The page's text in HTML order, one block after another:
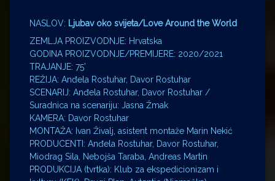
NASLOV: Ljubav oko svijeta/Love Around the World
ZEMLJA PROIZVODNJE: Hrvatska
GODINA PROIZVODNJE/PREMIJERE: 2020/2021
TRAJANJE: 75’
REŽIJA: Anđela Rostuhar, Davor Rostuhar
SCENARIJ: Anđela Rostuhar, Davor Rostuhar /
Suradnica na scenariju: Jasna Žmak
KAMERA: Davor Rostuhar
MONTAŽA: Ivan Živalj, asistent montaže Marin Nekić
PRODUCENTI: Anđela Rostuhar, Davor Rostuhar,
Miodrag Sila, Nebojša Taraba, Andreas Martin
PRODUKCIJA (tvrtka): Klub za ekspedicionizam i